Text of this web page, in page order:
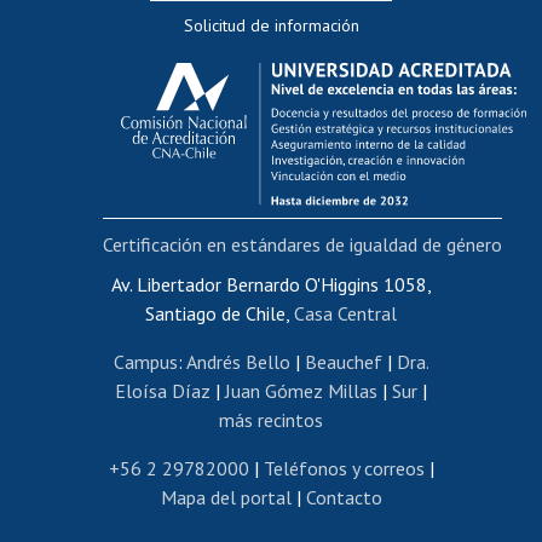
Evaluación docente
Calificación académica
Postulación al AUCAI
Funcionarias/os
Cursos internos de capacitación
Bienestar del personal
Portal de movilidad interna
Certificado de renta
Certificado de renta honorarios
Editar páginas blancas
Extranjeras/os
Revalidación y reconocimiento de títulos
Postulación al Programa de Movilidad Estudiantil
Solicitud de información
Av. Libertador Bernardo O'Higgins 1058,
Santiago de Chile, Casa Central
Campus: Andrés Bello | Beauchef| Dra.
Eloísa Díaz |Juan Gómez Millas | Sur |
más recintos
+56 2 29782000 | Teléfonos y correos |
Mapa del portal| Contacto
Certificación en estándares de igualdad de género